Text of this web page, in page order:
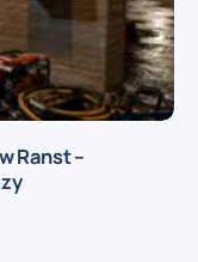
Ranst –